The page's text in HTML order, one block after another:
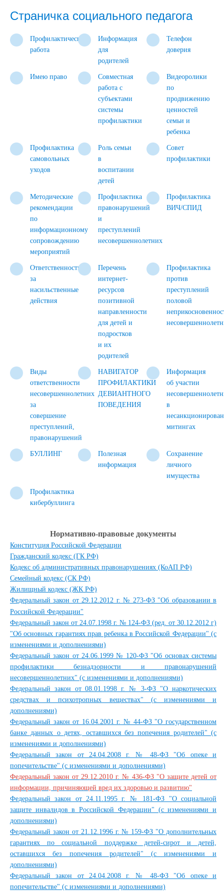
Страничка социального педагога
Профилактическая
работа
Информация
для
родителей
Телефон
доверия
Имею право
Совместная
работа с
субъектами
системы
профилактики
Видеоролики
по
продвижению
ценностей
семьи и
ребенка
Профилактика
самовольных
уходов
Роль семьи
в
воспитании
детей
Совет
профилактики
Методические
рекомендации
по
информационному
сопровождению
мероприятий
Профилактика
правонарушений
и
преступлений
несовершеннолетних
Профилактика
ВИЧ/СПИД
Ответственность
за
насильственные
действия
Перечень
интернет-
ресурсов
позитивной
направленности
для детей и
подростков
и их
родителей
Профилактика
против
преступлений
половой
Виды
ответственности
несовершеннолетних
за
совершение
преступлений,
правонарушений
НАВИГАТОР
ПРОФИЛАКТИКИ
ДЕВИАНТНОГО
ПОВЕДЕНИЯ
Информация
об участии
в
митингах
БУЛЛИНГ
Полезная
информация
Сохранение
личного
имущества
Профилактика
кибербуллинга
Нормативно-правовые документы
Конституция Российской Федерации
Гражданский кодекс (ГК РФ)
Кодекс об административных правонарушениях (КоАП РФ)
Семейный кодекс (СК РФ)
Жилищный кодекс (ЖК РФ)
Федеральный закон от 29.12.2012 г. № 273-ФЗ "Об образовании в
Российской Федерации"
Федеральный закон от 24.07.1998 г. № 124-ФЗ (ред. от 30.12.2012 г)
"Об основных гарантиях прав ребенка в Российской Федерации" (с
изменениями и дополнениями)
Федеральный закон от 24.06.1999 № 120-ФЗ "Об основах системы
профилактики безнадзорности и правонарушений
несовершеннолетних" (с изменениями и дополнениями)
Федеральный закон от 08.01.1998 г. № 3-ФЗ "О наркотических
средствах и психотропных веществах" (с изменениями и
дополнениями)
Федеральный закон от 16.04.2001 г. № 44-ФЗ "О государственном
банке данных о детях, оставшихся без попечения родителей" (с
изменениями и дополнениями)
Федеральный закон от 24.04.2008 г. № 48-ФЗ "Об опеке и
попечительстве" (с изменениями и дополнениями)
Федеральный закон от 29.12.2010 г. № 436-ФЗ "О защите детей от
информации, причиняющей вред их здоровью и развитию"
Федеральный закон от 24.11.1995 г. № 181-ФЗ "О социальной
защите инвалидов в Российской Федерации" (с изменениями и
дополнениями)
Федеральный закон от 21.12.1996 г. № 159-ФЗ "О дополнительных
гарантиях по социальной поддержке детей-сирот и детей,
оставшихся без попечения родителей" (с изменениями и
дополнениями)
Федеральный закон от 24.04.2008 г. № 48-ФЗ "Об опеке и
попечительстве" (с изменениями и дополнениями)